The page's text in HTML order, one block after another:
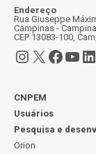
Endereço
Rua Giuseppe
Campinas -
CEP 13083-100,
Instagram
X
CNPEM
Usuários
Pesquisa e
Orion